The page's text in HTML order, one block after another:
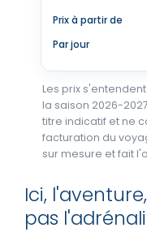
Prix à partir de
Par jour
Les prix
la saison 2026-
titre indicatif et ne
facturation du
sur mesure et fait
Ici,
pas